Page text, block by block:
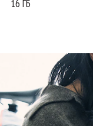
16 ГБ